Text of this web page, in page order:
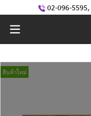
02-096-5595,
สินค้าใหม่